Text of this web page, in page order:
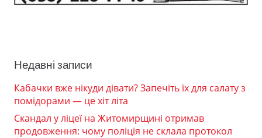
Недавні записи
Кабачки вже нікуди дівати? Запечіть їх для салату з
помідорами — це хіт літа
Скандал у ліцеї на Житомирщині отримав
продовження: чому поліція не склала протокол